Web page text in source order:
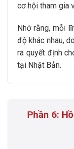
cơ hội tham gia
Nhớ rằng, mỗi
độ khác nhau,
ra quyết định
tại Nhật Bản.
Phần 6: